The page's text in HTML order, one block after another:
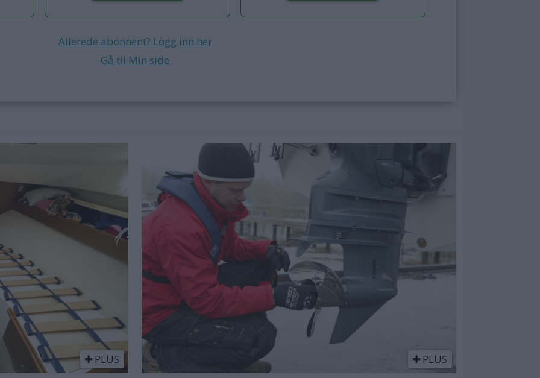
Allerede abonnent? Logg inn her
Gå til Min side
PLUS PLUS